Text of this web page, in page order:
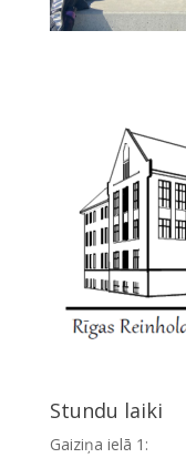
Stundu laiki
Gaiziņa ielā 1: